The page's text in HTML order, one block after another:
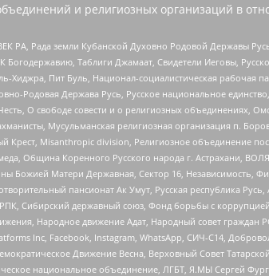
и религиозных организаций в
РА, Рада земли Кубанской Духовно Родовой Державы
Богодержавию, Таблиги Джамаат, Свидетели Иеговы,
Хиджра, Пит Буль, Национал-социалистическая
Родовая Держава Русь, Русское национальное
О свободе совести и о религиозных объединениях,
Мусульманская религиозная организация п.
Крест, Misanthropic division, Религиозное объединение
Община Коренного Русского народа г. Астрахани,
Божией Матери Державная, Сектор 16,
пансионат Ак Умут, Русская республика
Сибирский державный союз, Фонд борьбы с
Народное движение Адат, Народный совет
Inc, Facebook, Instagram, WhatsApp, СИЧ-С14,
Движение Весна, Верховный Совет
национальное объединение, ЛГБТ, Я.МЫ Сергей